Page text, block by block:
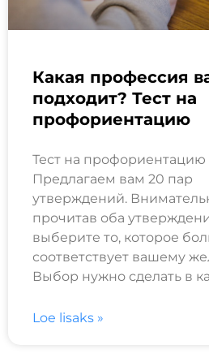
Какая профессия
подходит? Тест на
профориентацию
Тест на профориентацию
Предлагаем вам 20 пар
утверждений.
прочитав оба
выберите то, которое
соответствует вашему
Выбор нужно сделать в
Loe lisaks »